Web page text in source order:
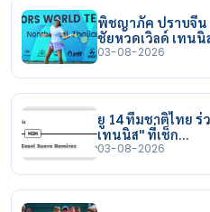
พิชญาภัค ปราบจีน
ชัยหวดเวิลด์ เทน
03-08-2026
ยู 14 ทีมชาติไทย ร่
เทนนิส" ที่เช็ก…
03-08-2026